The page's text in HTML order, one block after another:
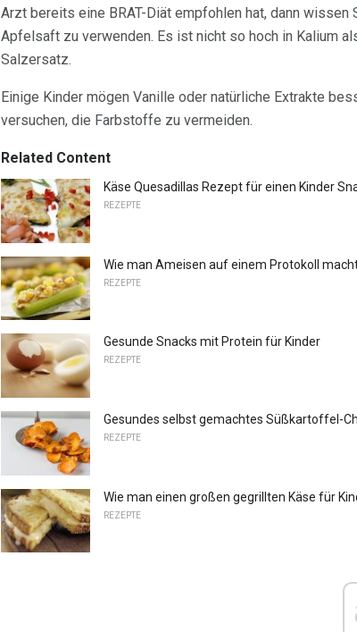
Arzt bereits eine BRAT-Diät empfohlen hat, dann
Apfelsaft zu verwenden. Es ist nicht so hoch in Kalium
Salzersatz.
Einige Kinder mögen Vanille oder natürliche Extrakte
versuchen, die Farbstoffe zu vermeiden.
Related Content
Käse Quesadillas Rezept für einen Kinder
REZEPTE
Wie man Ameisen auf einem Protokoll
REZEPTE
Gesunde Snacks mit Protein für Kinder
REZEPTE
Gesundes selbst gemachtes Süßkartoffel-
REZEPTE
Wie man einen großen gegrillten Käse für
REZEPTE